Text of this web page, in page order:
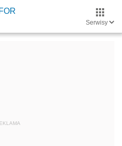
Serwisy